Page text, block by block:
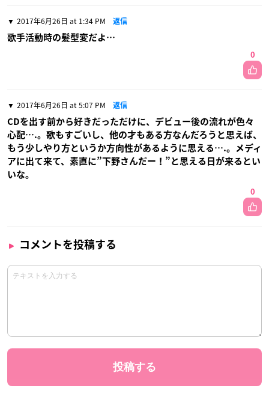
2017年6月26日 at 1:34 PM 返信
歌手活動時の髪型変だよ…
0
2017年6月26日 at 5:07 PM 返信
CDを出す前から好きだっただけに、デビュー後の流れが色々
心配….。歌もすごいし、他の才もある方なんだろうと思えば、
もう少しやり方というか方向性があるように思える….。メディ
アに出て来て、素直に”下野さんだー！”と思える日が来るとい
いな。
0
コメントを投稿する